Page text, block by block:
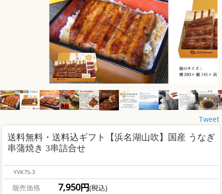
Tweet
送料無料・送料込ギフト
【浜名湖山吹】国産 うなぎ
串蒲焼き 3串詰合せ
YVK75-3
販売価格 7,950円(税込)